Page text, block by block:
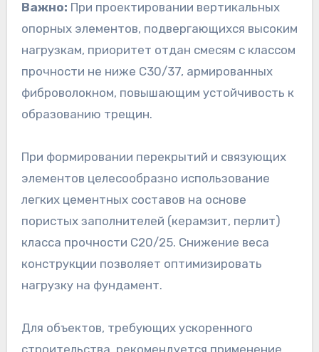
Важно: При проектировании вертикальных
опорных элементов, подвергающихся высоким
нагрузкам, приоритет отдан смесям с классом
прочности не ниже C30/37, армированных
фиброволокном, повышающим устойчивость к
образованию трещин.
При формировании перекрытий и связующих
элементов целесообразно использование
легких цементных составов на основе
пористых заполнителей (керамзит, перлит)
класса прочности C20/25. Снижение веса
конструкции позволяет оптимизировать
нагрузку на фундамент.
Для объектов, требующих ускоренного
строительства, рекомендуется применение